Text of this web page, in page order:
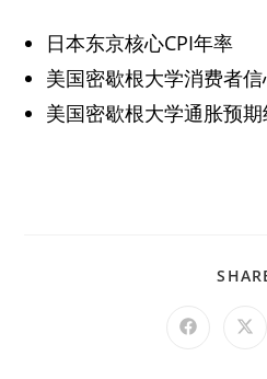
日本东京核心CPI年率
美国密歇根大学消费者
美国密歇根大学通胀预期